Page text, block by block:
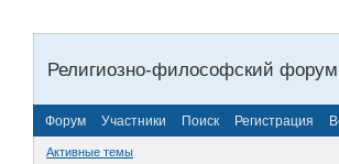
Религиозно-философский форум
Форум Участники Поиск Регистрация
Активные темы